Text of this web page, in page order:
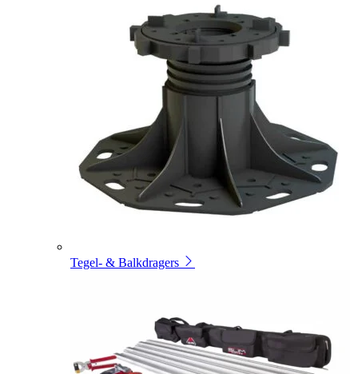
Tegel- & Balkdragers